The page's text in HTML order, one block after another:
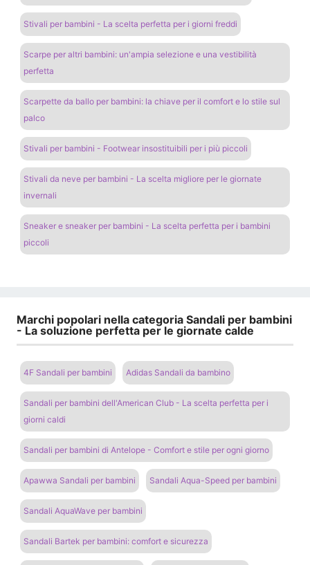
Stivali per bambini - La scelta perfetta per i giorni freddi
Scarpe per altri bambini: un'ampia selezione e una vestibilità
perfetta
Scarpette da ballo per bambini: la chiave per il comfort e lo stile sul
palco
Stivali per bambini - Footwear insostituibili per i più piccoli
Stivali da neve per bambini - La scelta migliore per le giornate
invernali
Sneaker e sneaker per bambini - La scelta perfetta per i bambini
piccoli
Marchi popolari nella categoria Sandali per bambini
- La soluzione perfetta per le giornate calde
4F Sandali per bambini Adidas Sandali da bambino
Sandali per bambini dell'American Club - La scelta perfetta per i
giorni caldi
Sandali per bambini di Antelope - Comfort e stile per ogni giorno
Apawwa Sandali per bambini Sandali Aqua-Speed ​​per bambini
Sandali AquaWave per bambini
Sandali Bartek per bambini: comfort e sicurezza